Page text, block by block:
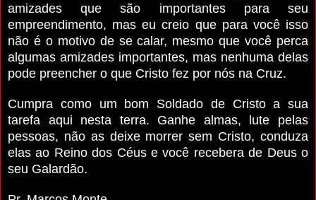
amizades que são importantes para seu
empreendimento, mas eu creio que para você isso
não é o motivo de se calar, mesmo que você perca
algumas amizades importantes, mas nenhuma delas
pode preencher o que Cristo fez por nós na Cruz.
Cumpra como um bom Soldado de Cristo a sua
tarefa aqui nesta terra. Ganhe almas, lute pelas
pessoas, não as deixe morrer sem Cristo, conduza
elas ao Reino dos Céus e você recebera de Deus o
seu Galardão.